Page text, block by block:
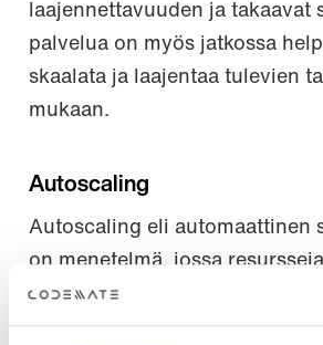
laajennettavuuden ja takaavat
palvelua on myös jatkossa
skaalata ja laajentaa tulevien
mukaan.
Autoscaling
Autoscaling eli automaattinen
on menetelmä, jossa
vapautetaan tarpeen mukaan
määrätyissä rajoissa.